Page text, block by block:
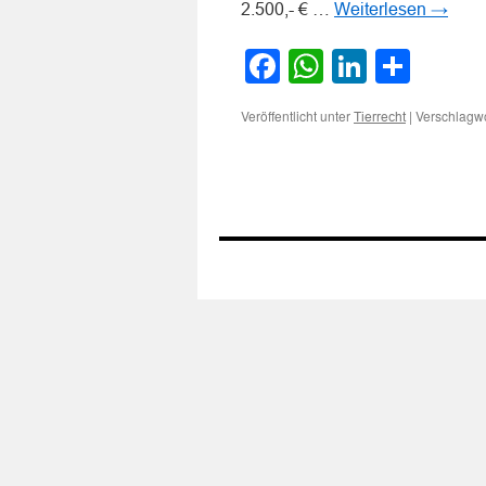
2.500,- € … Weiterlesen →
Facebook
WhatsApp
LinkedIn
Veröffentlicht unter Tierrecht |